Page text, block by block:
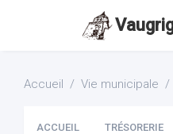
Accueil Vie municipale
ACCUEIL TRÉSORERIE